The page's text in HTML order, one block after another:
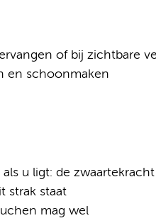
of bij zichtbare
en schoonmaken
als u ligt: de
strak staat
mag wel